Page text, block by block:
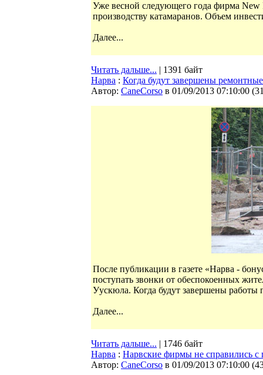
Уже весной следующего года фирма New
производству катамаранов. Объем
Далее...
Читать дальше... | 1391 байт
Нарва : Когда будут завершены
Автор: CaneCorso в 01/09/2013 07:10:00 (
После публикации в газете «Нарва -
поступать звонки от обеспокоенных
Уускюла. Когда будут завершены
Далее...
Читать дальше... | 1746 байт
Нарва : Нарвские фирмы не справились с
Автор: CaneCorso в 01/09/2013 07:10:00 (